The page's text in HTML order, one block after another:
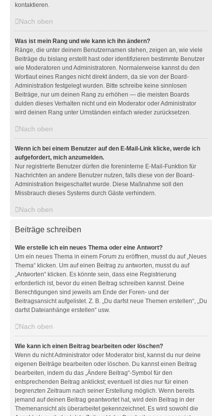
kontaktieren.
Nach oben
Was ist mein Rang und wie kann ich ihn ändern?
Ränge, die unter deinem Benutzernamen stehen, zeigen an, wie viele
Beiträge du bislang erstellt hast oder identifizieren bestimmte Benutzer
wie Moderatoren und Administratoren. Normalerweise kannst du den
Wortlaut eines Ranges nicht direkt ändern, da sie von der Board-
Administration festgelegt wurden. Bitte schreibe keine sinnlosen
Beiträge, nur um deinen Rang zu erhöhen — die meisten Boards
dulden dieses Verhalten nicht und ein Moderator oder Administrator
wird deinen Rang unter Umständen einfach wieder zurücksetzen.
Nach oben
Wenn ich bei einem Benutzer auf den E-Mail-Link klicke, werde ich
aufgefordert, mich anzumelden.
Nur registrierte Benutzer dürfen die foreninterne E-Mail-Funktion für
Nachrichten an andere Benutzer nutzen, falls diese von der Board-
Administration freigeschaltet wurde. Diese Maßnahme soll den
Missbrauch dieses Systems durch Gäste verhindern.
Nach oben
Beiträge schreiben
Wie erstelle ich ein neues Thema oder eine Antwort?
Um ein neues Thema in einem Forum zu eröffnen, musst du auf „Neues
Thema“ klicken. Um auf einen Beitrag zu antworten, musst du auf
„Antworten“ klicken. Es könnte sein, dass eine Registrierung
erforderlich ist, bevor du einen Beitrag schreiben kannst. Deine
Berechtigungen sind jeweils am Ende der Foren- und der
Beitragsansicht aufgelistet. Z. B. „Du darfst neue Themen erstellen“, „Du
darfst Dateianhänge erstellen“ usw.
Nach oben
Wie kann ich einen Beitrag bearbeiten oder löschen?
Wenn du nicht Administrator oder Moderator bist, kannst du nur deine
eigenen Beiträge bearbeiten oder löschen. Du kannst einen Beitrag
bearbeiten, indem du das „Ändere Beitrag“-Symbol für den
entsprechenden Beitrag anklickst; eventuell ist dies nur für einen
begrenzten Zeitraum nach seiner Erstellung möglich. Wenn bereits
jemand auf deinen Beitrag geantwortet hat, wird dein Beitrag in der
Themenansicht als überarbeitet gekennzeichnet. Es wird sowohl die